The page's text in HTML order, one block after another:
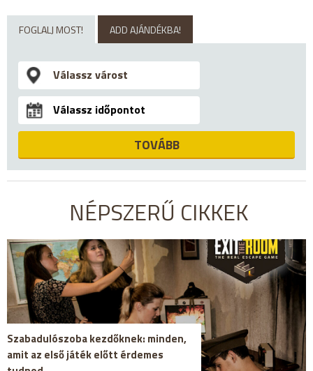
FOGLALJ MOST! ADD AJÁNDÉKBA!
TOVÁBB
NÉPSZERŰ CIKKEK
Szabadulószoba kezdőknek: minden,
amit az első játék előtt érdemes